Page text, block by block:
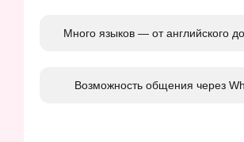
Много языков — от английского до
Возможность общения через